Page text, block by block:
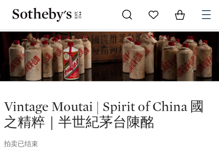
Go to My Favorites
Items in
Vintage Moutai | Spirit of China 國
之精粹｜半世紀茅台陳酩
拍卖已结束